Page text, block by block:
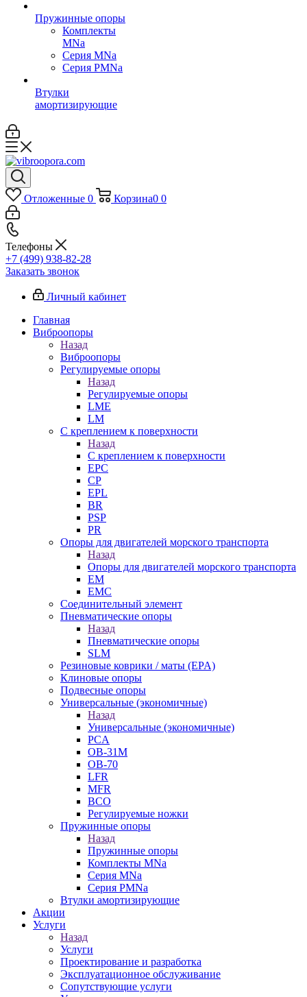
Пружинные опоры
Комплекты
MNa
Серия MNa
Серия PMNa
Втулки
амортизирующие
Отложенные 0 Корзина0 0
Телефоны
+7 (499) 938-82-28
Заказать звонок
Личный кабинет
Главная
Виброопоры
Назад
Виброопоры
Регулируемые опоры
Назад
Регулируемые опоры
LME
LM
С креплением к поверхности
Назад
С креплением к поверхности
EPC
CP
EPL
BR
PSP
PR
Опоры для двигателей морского транспорта
Назад
Опоры для двигателей морского транспорта
EM
EMC
Cоединительный элемент
Пневматические опоры
Назад
Пневматические опоры
SLM
Резиновые коврики / маты (EPA)
Клиновые опоры
Подвесные опоры
Универсальные (экономичные)
Назад
Универсальные (экономичные)
PCA
ОВ-31М
OB-70
LFR
MFR
ВСО
Регулируемые ножки
Пружинные опоры
Назад
Пружинные опоры
Комплекты MNa
Серия MNa
Серия PMNa
Втулки амортизирующие
Акции
Услуги
Назад
Услуги
Проектирование и разработка
Эксплуатационное обслуживание
Сопутствующие услуги